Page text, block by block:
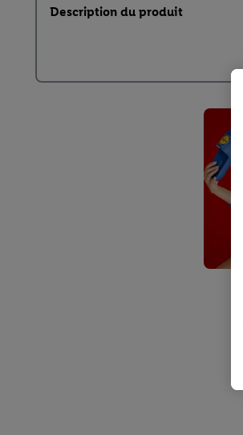
Description du produit